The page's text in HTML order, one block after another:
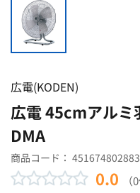
広電(KODEN)
広電 45cmアルミ
DMA
商品コード：
0.0